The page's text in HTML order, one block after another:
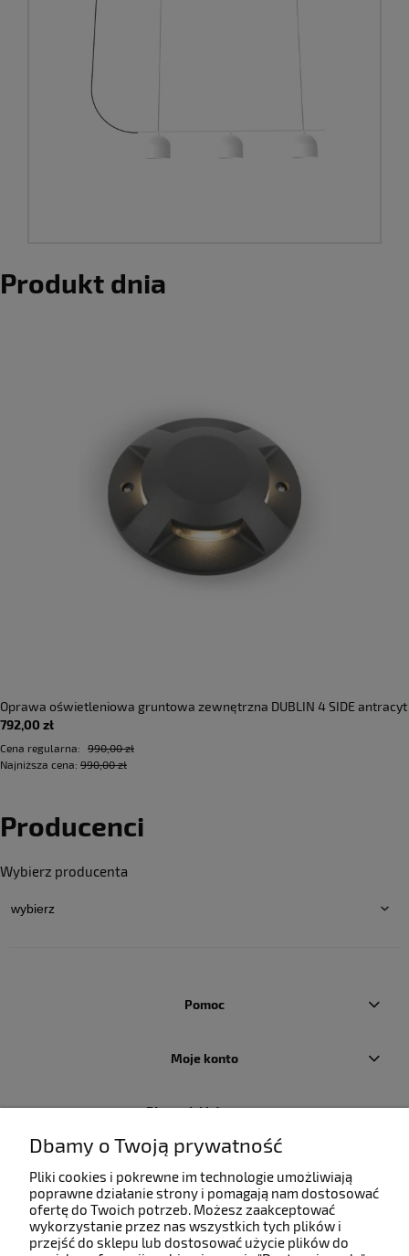
Produkt dnia
Oprawa oświetleniowa gruntowa zewnętrzna DUBLIN 4 SIDE antracyt
- LED COB 4x3W 3000K 205lm 100-240V IP67 4x36°- HOFF LIGHT
792,00 zł
Cena regularna:
990,00 zł
Najniższa cena: 990,00 zł
Producenci
Wybierz producenta
Pomoc
Moje konto
Płatności i dostawa
O nas
Dbamy o Twoją prywatność
Pliki cookies i pokrewne im technologie umożliwiają
poprawne działanie strony i pomagają nam dostosować
ofertę do Twoich potrzeb. Możesz zaakceptować
wykorzystanie przez nas wszystkich tych plików i
przejść do sklepu lub dostosować użycie plików do